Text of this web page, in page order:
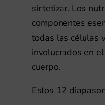
sintetizar. Los
componentes
todas las células
involucrados en
cuerpo.
Estos 12